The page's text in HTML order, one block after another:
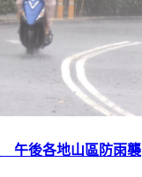
午後各地山區防雨襲